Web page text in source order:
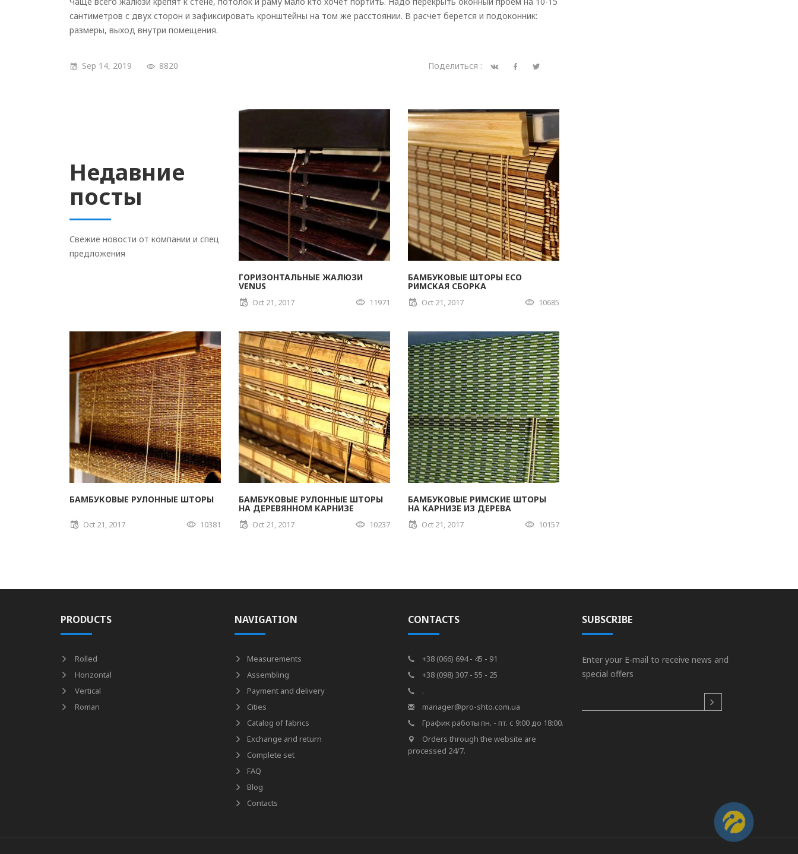
сантиметров с двух сторон и зафиксировать кронштейны на том же расстоянии. В расчет берется и подоконник:
размеры, выход внутри помещения.
Sep 14, 2019 8820 Поделиться :
Недавние
посты
Свежие новости от компании и спец
предложения
ГОРИЗОНТАЛЬНЫЕ ЖАЛЮЗИ
VENUS
Oct 21, 2017 11971
БАМБУКОВЫЕ ШТОРЫ ECO
РИМСКАЯ СБОРКА
Oct 21, 2017 10685
БАМБУКОВЫЕ РУЛОННЫЕ ШТОРЫ
Oct 21, 2017 10381
БАМБУКОВЫЕ РУЛОННЫЕ ШТОРЫ
НА ДЕРЕВЯННОМ КАРНИЗЕ
Oct 21, 2017 10237
БАМБУКОВЫЕ РИМСКИЕ ШТОРЫ
НА КАРНИЗЕ ИЗ ДЕРЕВА
Oct 21, 2017 10157
PRODUCTS
Rolled
Horizontal
Vertical
Roman
NAVIGATION
Measurements
Assembling
Payment and delivery
Cities
Catalog of fabrics
Exchange and return
Complete set
FAQ
Blog
Contacts
CONTACTS
+38 (066) 694 - 45 - 91
+38 (098) 307 - 55 - 25
.
manager@pro-shto.com.ua
График работы пн. - пт. с 9:00 до 18:00.
Orders through the website are
processed 24/7.
SUBSCRIBE
Enter your E-mail to receive news and
special offers